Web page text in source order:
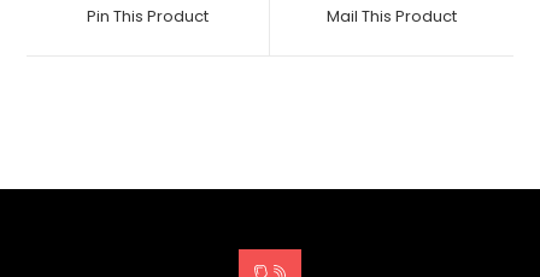
Pin This Product Mail This Product